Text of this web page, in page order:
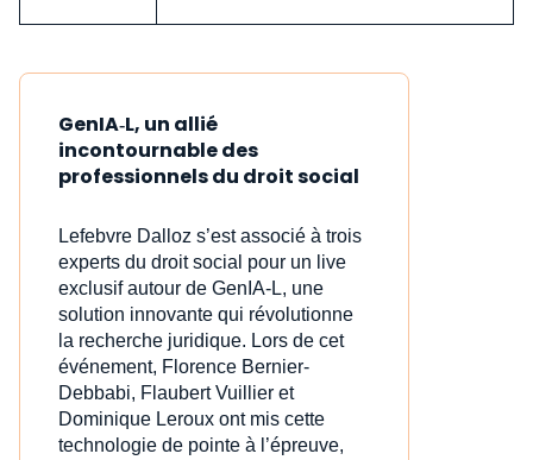
GenIA‑L, un allié
incontournable des
professionnels du droit social
Lefebvre Dalloz s’est associé à trois
experts du droit social pour un live
exclusif autour de GenIA‑L, une
solution innovante qui révolutionne
la recherche juridique. Lors de cet
événement, Florence Bernier-
Debbabi, Flaubert Vuillier et
Dominique Leroux ont mis cette
technologie de pointe à l’épreuve,